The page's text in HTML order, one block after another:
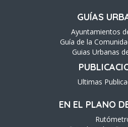
GUÍAS
Ayuntamientos
Guía de la
Guias Urbanas
Ultimas
EN EL PLANO